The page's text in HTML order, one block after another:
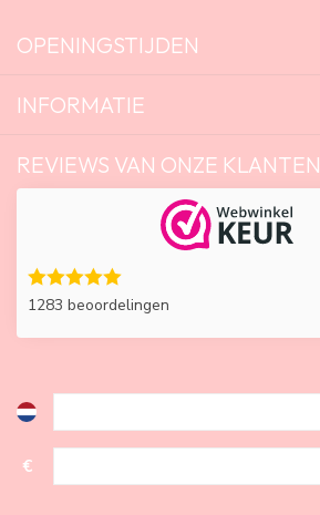
OPENINGSTIJDEN
INFORMATIE
REVIEWS VAN ONZE KLANTEN
1283 beoordelingen
€